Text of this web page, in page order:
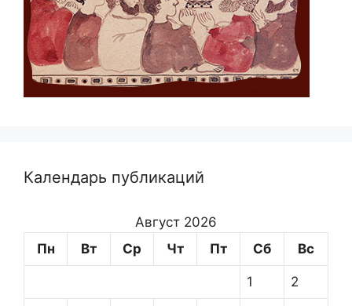
Календарь публикаций
Август 2026
Пн
Вт Ср Чт Пт Сб Вс
1 2